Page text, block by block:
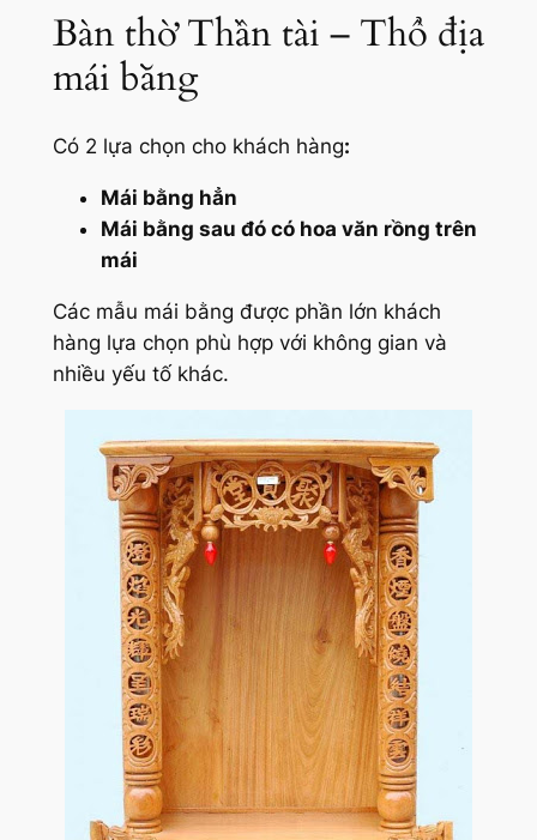
Bàn thờ Thần tài – Thổ địa
mái bằng
Có 2 lựa chọn cho khách hàng:
Mái bằng hẳn
Mái bằng sau đó có hoa văn rồng trên
mái
Các mẫu mái bằng được phần lớn khách
hàng lựa chọn phù hợp với không gian và
nhiều yếu tố khác.